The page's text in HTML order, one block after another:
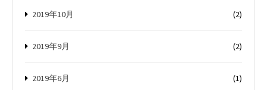
2019年10月 (2)
2019年9月 (2)
2019年6月 (1)